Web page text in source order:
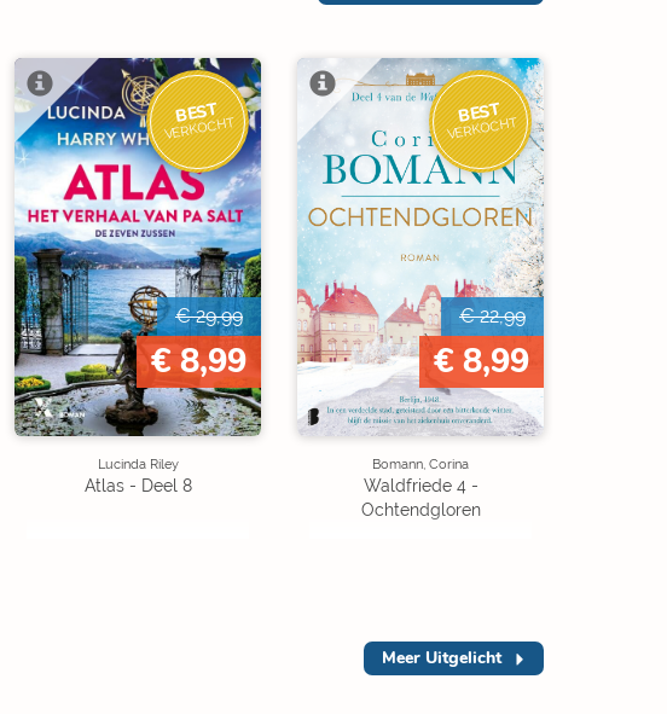
BEST
VERKOCHT
€ 29,99
€ 8,99
Lucinda Riley
Atlas - Deel 8
BEST
VERKOCHT
€ 22,99
€ 8,99
Bomann, Corina
Waldfriede 4 -
Ochtendgloren
Meer Uitgelicht